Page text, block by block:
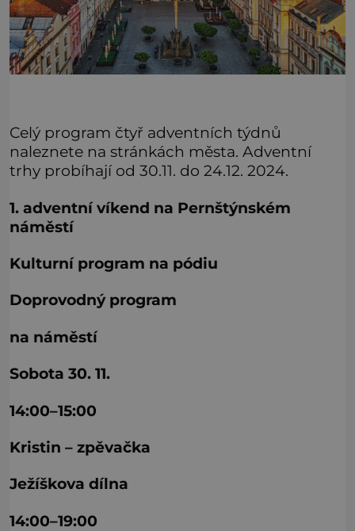
Celý program čtyř adventních týdnů
naleznete na stránkách města. Adventní
trhy probíhají od 30.11. do 24.12. 2024.
1. adventní víkend na Pernštýnském
náměstí
Kulturní program na pódiu
Doprovodný program
na náměstí
Sobota 30. 11.
14:00–15:00
Kristin – zpěvačka
Ježíškova dílna
14:00–19:00